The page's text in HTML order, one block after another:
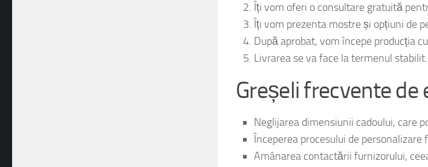
Îți vom oferi o consultare gratuită
Îți vom prezenta mostre și opțiuni de
După aprobat, vom începe producția
Livrarea se va face la termenul stabilit.
Greșeli frecvente de
Neglijarea dimensiunii cadoului, care
Începerea procesului de personalizare
Amânarea contactării furnizorului,